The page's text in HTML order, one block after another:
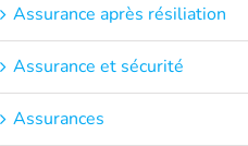
Assurance après résiliation
Assurance et sécurité
Assurances